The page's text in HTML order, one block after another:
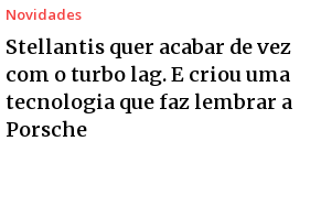
Novidades
Stellantis quer acabar de vez
com o turbo lag. E criou uma
tecnologia que faz lembrar a
Porsche